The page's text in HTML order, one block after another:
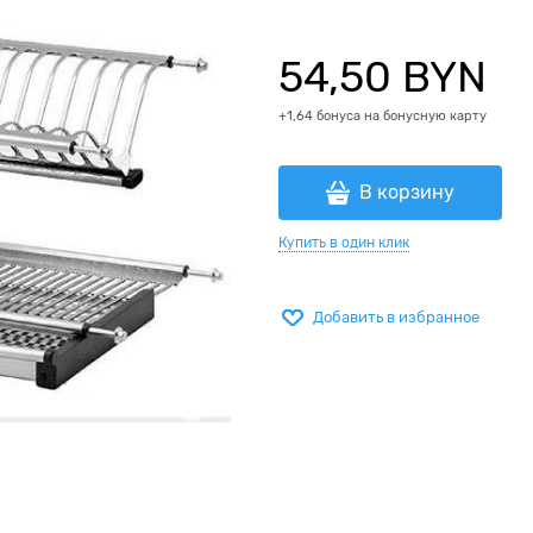
54,50 BYN
+1,64 бонуса на бонусную карту
В корзину
Купить в один клик
Добавить в избранное